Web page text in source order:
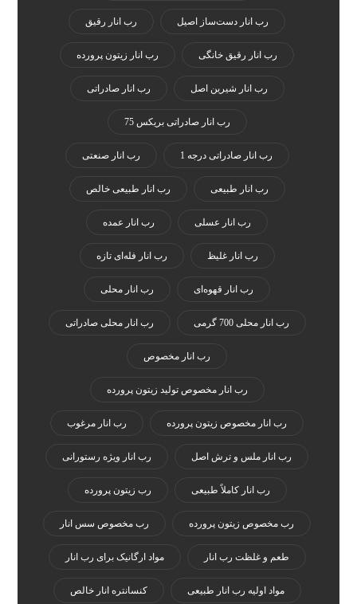
رب انار دست‌ساز اصیل رب انار رقیق
رب انار رقیق خانگی رب انار زیتون پرورده
رب انار شیرین اصل رب انار صادراتی
رب انار صادراتی بریکس 75
رب انار صادراتی درجه 1 رب انار صنعتی
رب انار طبیعی رب انار طبیعی خالص
رب انار عسلی رب انار عمده
رب انار غلیظ رب انار فله‌ای تازه
رب انار قهوه‌ای رب انار محلی
رب انار محلی 700 گرمی رب انار محلی صادراتی
رب انار مخصوص
رب انار مخصوص تولید زیتون پرورده
رب انار مخصوص زیتون پرورده رب انار مرغوب
رب انار ملس و ترش اصل رب انار ویژه رستورانی
رب انار کاملاً طبیعی رب زیتون پرورده
رب مخصوص زیتون پرورده رب مخصوص سس انار
طعم و غلظت رب انار مواد ارگانیک برای رب انار
مواد اولیه رب انار طبیعی کنسانتره انار خالص